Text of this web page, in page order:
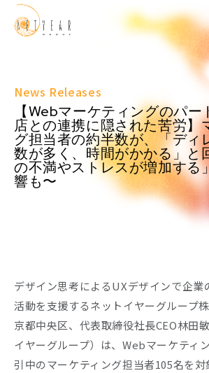
Top
About
Services
IR
Company
News Releases
【Webマーケティングのパ
店との連携に隠された苦労】
グ担当者の約半数が、「ディ
数が多く、時間がかかる」と
の不満やストレスが増加する
響も〜
デザイン思考によるUXデザインで企業
活動を支援するネットイヤーグループ
京都中央区、代表取締役社長CEO林田
イヤーグループ）は、Webマーケティ
引中のマーケティング担当者105名を